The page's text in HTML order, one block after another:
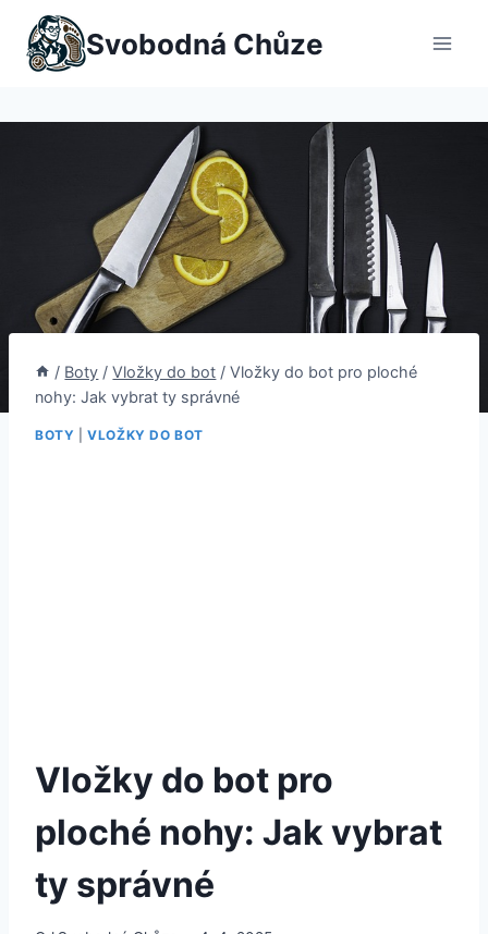
Přeskočit
obsah
Svobodná Chůze
/ Boty / Vložky do bot / Vložky do bot pro ploché
nohy: Jak vybrat ty správné
BOTY |VLOŽKY DO BOT
Vložky do bot pro
ploché nohy: Jak vybrat
ty správné